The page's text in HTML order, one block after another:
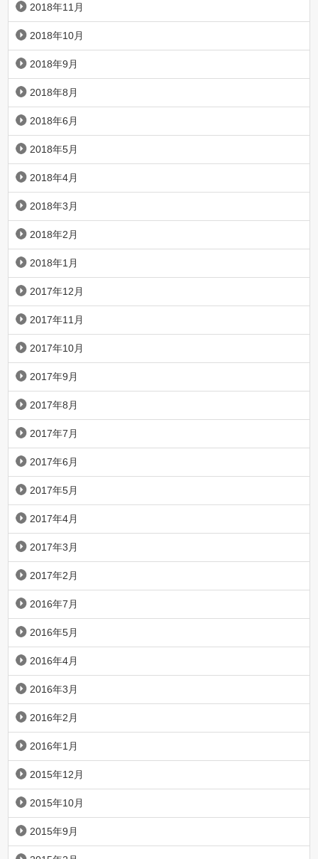
2018年11月
2018年10月
2018年9月
2018年8月
2018年6月
2018年5月
2018年4月
2018年3月
2018年2月
2018年1月
2017年12月
2017年11月
2017年10月
2017年9月
2017年8月
2017年7月
2017年6月
2017年5月
2017年4月
2017年3月
2017年2月
2016年7月
2016年5月
2016年4月
2016年3月
2016年2月
2016年1月
2015年12月
2015年10月
2015年9月